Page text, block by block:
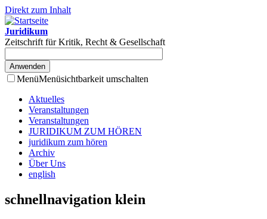
Direkt zum Inhalt
Juridikum
Zeitschrift für Kritik, Recht & Gesellschaft
MenüMenüsichtbarkeit umschalten
Aktuelles
Veranstaltungen
Veranstaltungen
JURIDIKUM ZUM HÖREN
juridikum zum hören
Archiv
Über Uns
english
schnellnavigation klein